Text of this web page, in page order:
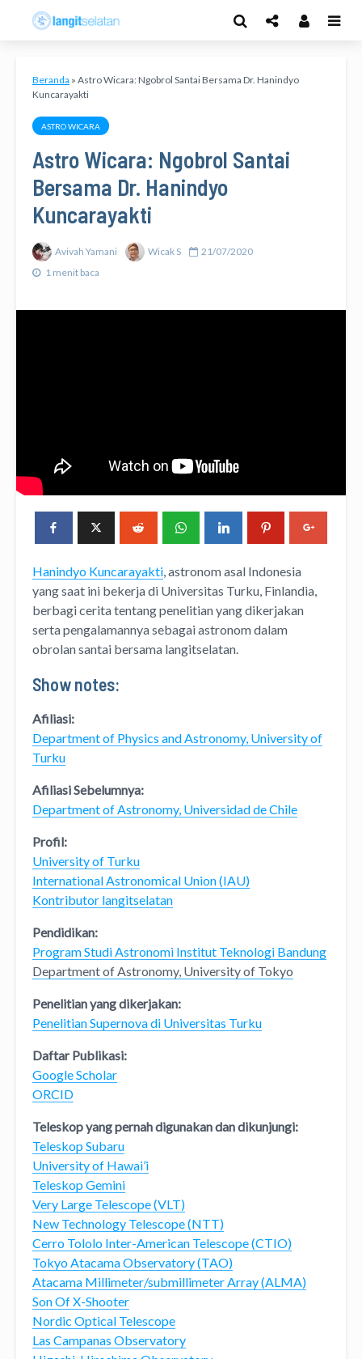
Beranda » Astro Wicara: Ngobrol Santai Bersama Dr. Hanindyo
Kuncarayakti
ASTRO WICARA
Astro Wicara: Ngobrol Santai
Bersama Dr. Hanindyo
Kuncarayakti
Avivah Yamani Wicak S
21/07/2020
1 menit baca
Hanindyo Kuncarayakti, astronom asal Indonesia
yang saat ini bekerja di Universitas Turku, Finlandia,
berbagi cerita tentang penelitian yang dikerjakan
serta pengalamannya sebagai astronom dalam
obrolan santai bersama langitselatan.
Show notes:
Afiliasi:
Department of Physics and Astronomy, University of
Turku
Afiliasi Sebelumnya:
Department of Astronomy, Universidad de Chile
Profil:
University of Turku
International Astronomical Union (IAU)
Kontributor langitselatan
Pendidikan:
Program Studi Astronomi Institut Teknologi Bandung
Department of Astronomy, University of Tokyo
Penelitian yang dikerjakan:
Penelitian Supernova di Universitas Turku
Daftar Publikasi:
Google Scholar
ORCID
Teleskop yang pernah digunakan dan dikunjungi:
Teleskop Subaru
University of Hawai’i
Teleskop Gemini
Very Large Telescope (VLT)
New Technology Telescope (NTT)
Cerro Tololo Inter-American Telescope (CTIO)
Tokyo Atacama Observatory (TAO)
Atacama Millimeter/submillimeter Array (ALMA)
Son Of X-Shooter
Nordic Optical Telescope
Las Campanas Observatory